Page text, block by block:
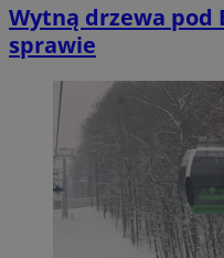
Wytną drzewa pod
sprawie